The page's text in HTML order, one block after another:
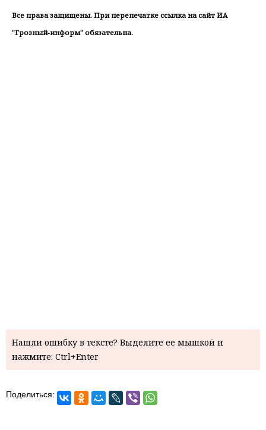
Все права защищены. При перепечатке ссылка на сайт ИА
"Грозный-информ" обязательна.
Нашли ошибку в тексте? Выделите ее мышкой и
нажмите: Ctrl+Enter
Поделиться: